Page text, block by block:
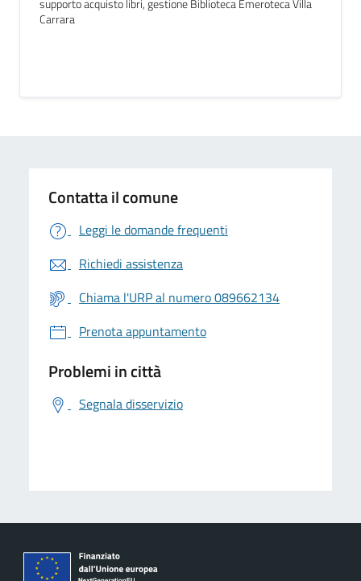
supporto acquisto libri, gestione Biblioteca Emeroteca Villa
Carrara
Contatta il comune
Leggi le domande frequenti
Richiedi assistenza
Chiama l'URP al numero 089662134
Prenota appuntamento
Problemi in città
Segnala disservizio
logo Unione Europea